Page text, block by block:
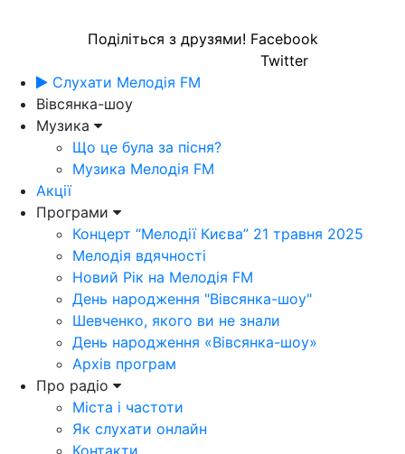
Поділіться з друзями! Facebook
Twitter
Слухати Мелодія FM
Вівсянка-шоу
Музика
Що це була за пісня?
Музика Мелодія FM
Акції
Програми
Концерт “Мелодії Києва” 21 травня 2025
Мелодія вдячності
Новий Рік на Мелодія FM
День народження "Вівсянка-шоу"
Шевченко, якого ви не знали
День народження «Вівсянка-шоу»
Архів програм
Про радіо
Міста і частоти
Як слухати онлайн
Контакти